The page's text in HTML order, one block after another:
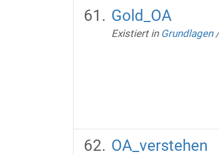
Gold_OA
Existiert in Grundlagen
OA_verstehen